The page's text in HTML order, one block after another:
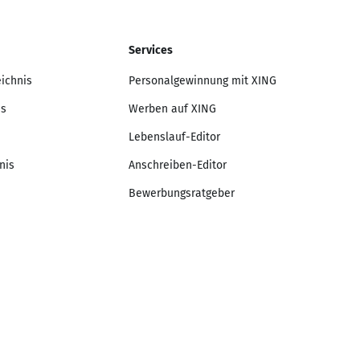
Services
Personalgewinnung mit XING
Werben auf XING
Lebenslauf-Editor
Anschreiben-Editor
Bewerbungsratgeber